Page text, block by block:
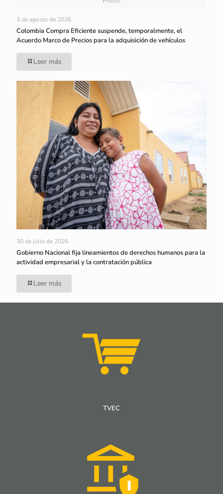
3 de agosto de 2026
Colombia Compra Eficiente suspende, temporalmente, el
Acuerdo Marco de Precios para la adquisición de vehículos
Leer más
30 de julio de 2026
Gobierno Nacional fija lineamientos de derechos humanos para la
actividad empresarial y la contratación pública
Leer más
TVEC